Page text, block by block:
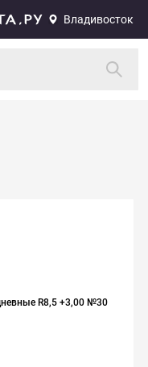
Владивосток
R8,5 +3,00 №30